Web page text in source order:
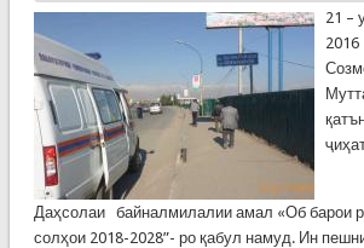
21 –
Даҳсолаи байналмилалии амал «Об барои
солҳои 2018-2028”- ро қабул намуд. Ин